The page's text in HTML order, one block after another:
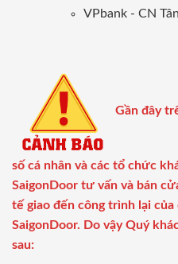
VPbank - CN
Gần đây
số cá nhân và các tổ chức
SaigonDoor tư vấn và bán
tế giao đến công trình lại
SaigonDoor. Do vậy Quý
sau: